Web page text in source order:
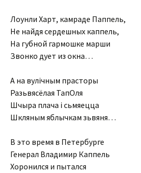
Лоунли Харт, камраде Паппель,
Не найдя сердешных каппель,
На губной гармошке марши
Звонко дует из окна…
А на вулiчным прасторы
Разьвясёлая ТапОля
Шчыра плача i сьмяецца
Шкляным яблычкам зьвяня…
В это время в Петербурге
Генерал Владимир Каппель
Хоронился и пытался